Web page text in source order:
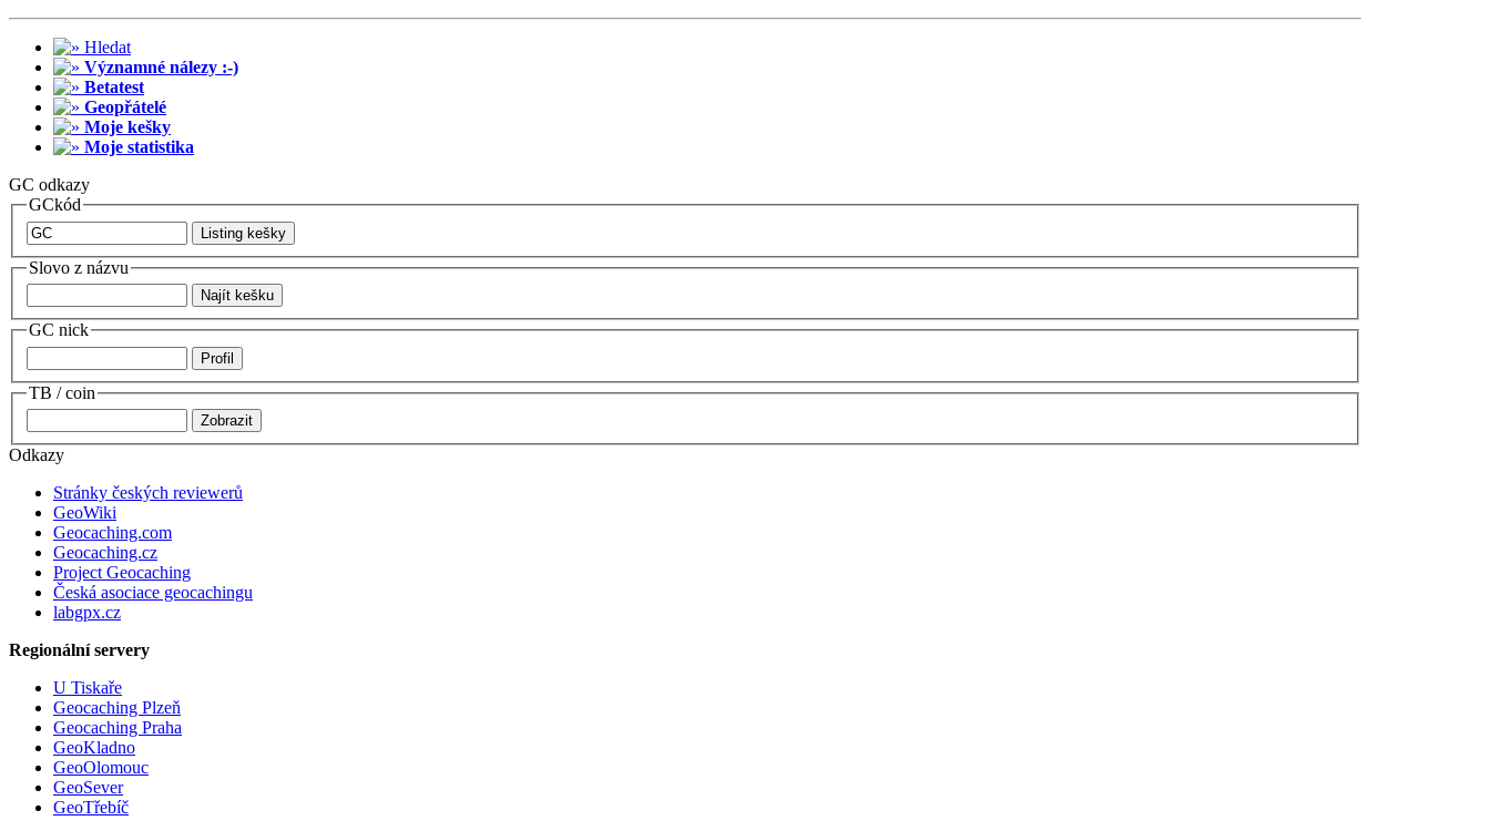
Hledat
Významné nálezy :-)
Betatest
Geopřátelé
Moje kešky
Moje statistika
GC odkazy
GCkód
Slovo z názvu
GC nick
TB / coin
Odkazy
Stránky českých reviewerů
GeoWiki
Geocaching.com
Geocaching.cz
Project Geocaching
Česká asociace geocachingu
labgpx.cz
Regionální servery
U Tiskaře
Geocaching Plzeň
Geocaching Praha
GeoKladno
GeoOlomouc
GeoSever
GeoTřebíč